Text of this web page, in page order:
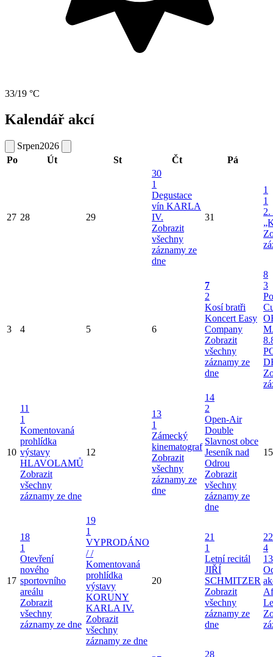
33/19 °C
Kalendář akcí
Srpen2026
Po
Út St Čt Pá
27 28 29
30
1
Degustace
vín KARLA
IV.
Zobrazit
všechny
záznamy ze
dne
31
1
1
2.
3 4 5 6
7
2
Kosí bratři
Koncert Easy
Company
Zobrazit
všechny
záznamy ze
dne
8
3
10
11
1
Komentovaná
prohlídka
výstavy
HLAVOLAMŮ
Zobrazit
všechny
záznamy ze dne
12
13
1
Zámecký
kinematograf
Zobrazit
všechny
záznamy ze
dne
14
2
Open-Air
Double
Slavnost obce
Jeseník nad
Odrou
Zobrazit
všechny
záznamy ze
dne
15
17
18
1
Otevření
nového
sportovního
areálu
Zobrazit
všechny
záznamy ze dne
19
1
VYPRODÁNO
/ /
Komentovaná
prohlídka
výstavy
KORUNY
KARLA IV.
Zobrazit
všechny
záznamy ze dne
20
21
1
Letní recitál
JIŘÍ
SCHMITZER
Zobrazit
všechny
záznamy ze
dne
22
4
28